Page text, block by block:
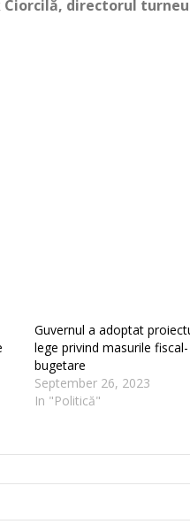
Ciorcilă, directorul
Guvernul a adoptat
lege privind masurile fiscal-
bugetare
September 26, 2023
In "Politică"